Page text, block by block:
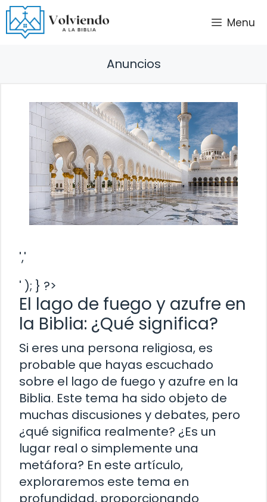
Saltar
al
contenido
Menu
Anuncios
','
' ); } ?>
El lago de fuego y azufre en
la Biblia: ¿Qué significa?
Si eres una persona religiosa, es
probable que hayas escuchado
sobre el lago de fuego y azufre en la
Biblia. Este tema ha sido objeto de
muchas discusiones y debates, pero
¿qué significa realmente? ¿Es un
lugar real o simplemente una
metáfora? En este artículo,
exploraremos este tema en
profundidad, proporcionando